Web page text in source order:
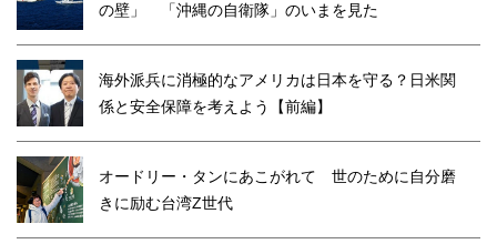
の壁」 「沖縄の自衛隊」のいまを見た
海外派兵に消極的なアメリカは日本を守る？日米関
係と安全保障を考えよう【前編】
オードリー・タンにあこがれて 世のために自分磨
きに励む台湾Z世代